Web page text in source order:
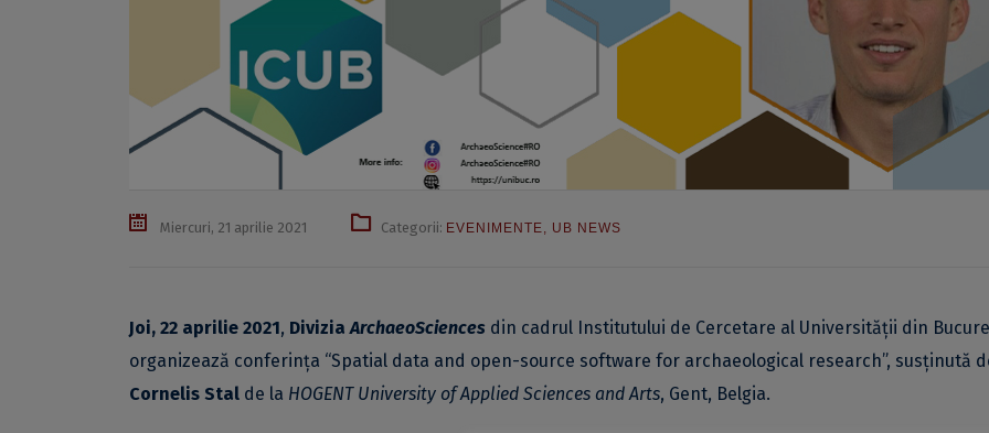
Miercuri, 21 aprilie 2021 Categorii: EVENIMENTE, UB NEWS
Joi, 22 aprilie 2021, DiviziaArchaeoSciences din cadrul Institutului de Cercetare al Universității din
organizează conferința “Spatial data and open-source software for archaeological research”, susținută
Cornelis Stal de la HOGENT University of Applied Sciences and Arts, Gent, Belgia.